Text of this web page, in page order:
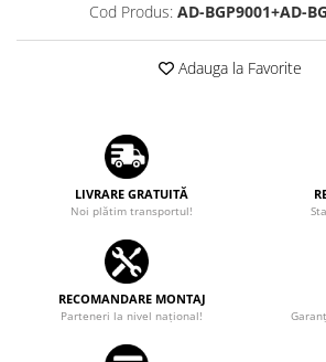
Cod Produs: AD-BGP9001+AD-
Adauga la Favorite
LIVRARE GRATUITĂ
Noi plătim transportul!
RECOMANDARE MONTAJ
Parteneri la nivel național!